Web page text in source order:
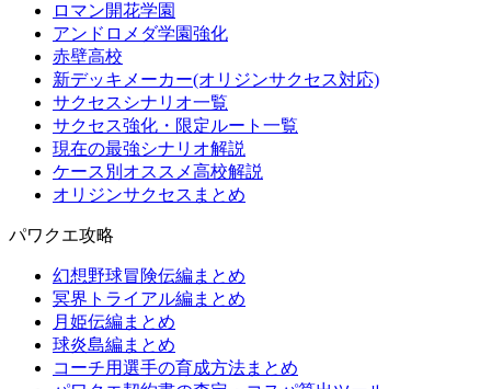
ロマン開花学園
アンドロメダ学園強化
赤壁高校
新デッキメーカー(オリジンサクセス対応)
サクセスシナリオ一覧
サクセス強化・限定ルート一覧
現在の最強シナリオ解説
ケース別オススメ高校解説
オリジンサクセスまとめ
パワクエ攻略
幻想野球冒険伝編まとめ
冥界トライアル編まとめ
月姫伝編まとめ
球炎島編まとめ
コーチ用選手の育成方法まとめ